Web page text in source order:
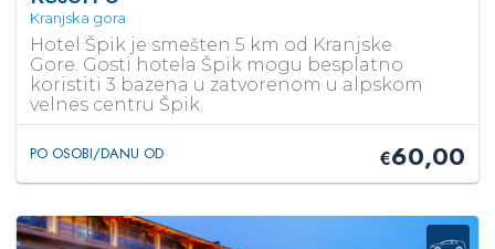
Kranjska gora
Hotel Špik je smešten 5 km od Kranjske
Gore. Gosti hotela Špik mogu besplatno
koristiti 3 bazena u zatvorenom u alpskom
velnes centru Špik.
PO OSOBI/DANU OD €60,00